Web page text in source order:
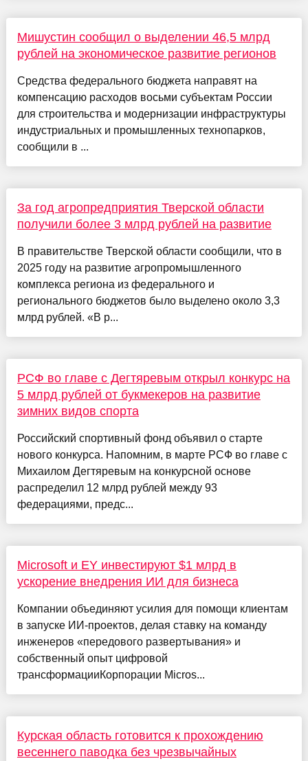
Мишустин сообщил о выделении 46,5 млрд
рублей на экономическое развитие регионов
Средства федерального бюджета направят на
компенсацию расходов восьми субъектам России
для строительства и модернизации инфраструктуры
индустриальных и промышленных технопарков,
сообщили в ...
За год агропредприятия Тверской области
получили более 3 млрд рублей на развитие
В правительстве Тверской области сообщили, что в
2025 году на развитие агропромышленного
комплекса региона из федерального и
регионального бюджетов было выделено около 3,3
млрд рублей. «В р...
РСФ во главе с Дегтяревым открыл конкурс на
5 млрд рублей от букмекеров на развитие
зимних видов спорта
Российский спортивный фонд объявил о старте
нового конкурса. Напомним, в марте РСФ во главе с
Михаилом Дегтяревым на конкурсной основе
распределил 12 млрд рублей между 93
федерациями, предс...
Microsoft и EY инвестируют $1 млрд в
ускорение внедрения ИИ для бизнеса
Компании объединяют усилия для помощи клиентам
в запуске ИИ-проектов, делая ставку на команду
инженеров «передового развертывания» и
собственный опыт цифровой
трансформацииКорпорации Micros...
Курская область готовится к прохождению
весеннего паводка без чрезвычайных